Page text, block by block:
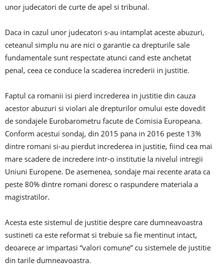
unor judecatori de curte de apel si tribunal.
Daca in cazul unor judecatori s-au intamplat aceste abuzuri,
ceteanul simplu nu are nici o garantie ca drepturile sale
fundamentale sunt respectate atunci cand este anchetat
penal, ceea ce conduce la scaderea increderii in justitie.
Faptul ca romanii isi pierd increderea in justitie din cauza
acestor abuzuri si violari ale drepturilor omului este dovedit
de sondajele Eurobarometru facute de Comisia Europeana.
Conform acestui sondaj, din 2015 pana in 2016 peste 13%
dintre romani si-au pierdut increderea in justitie, fiind cea mai
mare scadere de incredere intr-o institutie la nivelul intregii
Uniuni Europene. De asemenea, sondaje mai recente arata ca
peste 80% dintre romani doresc o raspundere materiala a
magistratilor.
Acesta este sistemul de justitie despre care dumneavoastra
sustineti ca este reformat si trebuie sa fie mentinut intact,
deoarece ar impartasi “valori comune” cu sistemele de justitie
din tarile dumneavoastra.